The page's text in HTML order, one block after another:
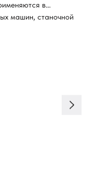
в
машин, станочной